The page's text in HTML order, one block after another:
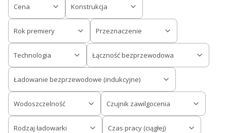
Cena Konstrukcja
Rok premiery Przeznaczenie
Technologia Łączność bezprzewodowa
Ładowanie bezprzewodowe (indukcyjne)
Wodoszczelność Czujnik zawilgocenia
Rodzaj ładowarki Czas pracy (ciągłej)